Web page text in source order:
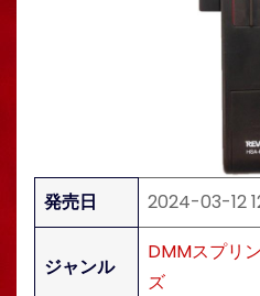
発売日 2024-03-12
ジャンル
DMMスプリ
ズ